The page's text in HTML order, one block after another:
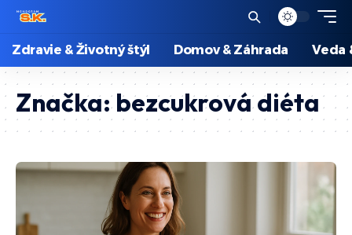
Zdravie & Životný štýl Domov & Záhrada Veda
Značka:bezcukrová diéta